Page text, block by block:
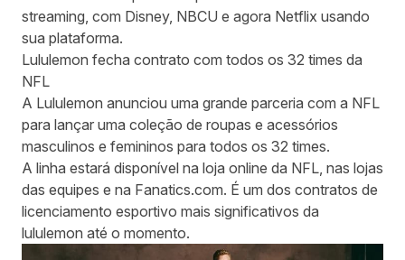
streaming, com Disney, NBCU e agora Netflix usando
sua plataforma.
Lululemon fecha contrato com todos os 32 times da
NFL
A Lululemon anunciou uma grande parceria com a NFL
para lançar uma coleção de roupas e acessórios
masculinos e femininos para todos os 32 times.
A linha estará disponível na loja online da NFL, nas lojas
das equipes e na Fanatics.com. É um dos contratos de
licenciamento esportivo mais significativos da
lululemon até o momento.